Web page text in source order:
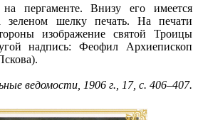
пергаменте. Внизу его имеется
зеленом шелку печать. На печати
изображение святой Троицы
надпись: Феофил Архиепископ
ведомости, 1906 г., 17, с. 406–407.